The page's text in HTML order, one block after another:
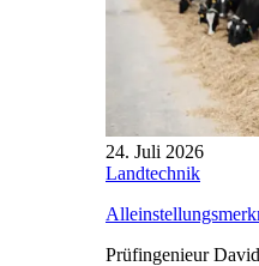
24. Juli 2026
Landtechnik
Prüfingenieur